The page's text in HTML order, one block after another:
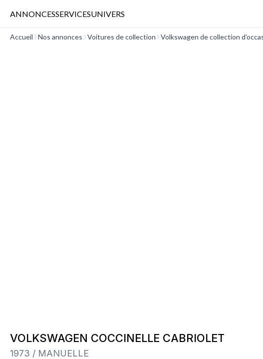
ANNONCESSERVICESUNIVERS
Accueil Nos annonces Voitures de collection Volkswagen de collection
VOLKSWAGEN COCCINELLE CABRIOLET
1973 / MANUELLE